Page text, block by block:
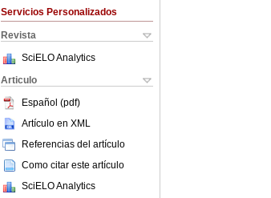
Servicios Personalizados
Revista
SciELO Analytics
Articulo
Español (pdf)
Artículo en XML
Referencias del artículo
Como citar este artículo
SciELO Analytics